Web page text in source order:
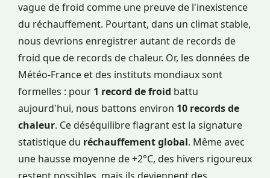
vague de froid comme une preuve de l'inexistence
du réchauffement. Pourtant, dans un climat stable,
nous devrions enregistrer autant de records de
froid que de records de chaleur. Or, les données de
Météo-France et des instituts mondiaux sont
formelles : pour 1 record de froid battu
aujourd'hui, nous battons environ 10 records de
chaleur. Ce déséquilibre flagrant est la signature
statistique du réchauffement global. Même avec
une hausse moyenne de +2°C, des hivers rigoureux